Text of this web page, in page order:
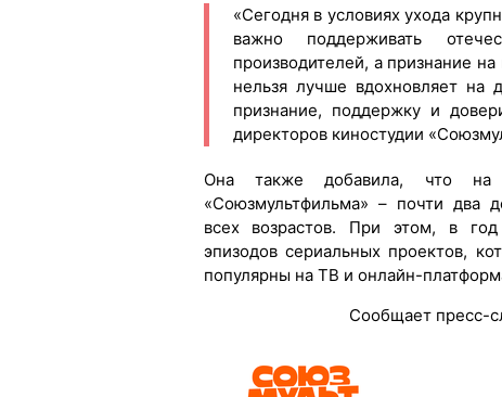
«Сегодня в условиях ухода
важно поддерживать
производителей, а признание
нельзя лучше вдохновляет на
признание, поддержку и
директоров киностудии
Она также добавила, что на
«Союзмультфильма» – почти два
всех возрастов. При этом, в
эпизодов сериальных проектов,
популярны на ТВ и онлайн-
Сообщает пресс-